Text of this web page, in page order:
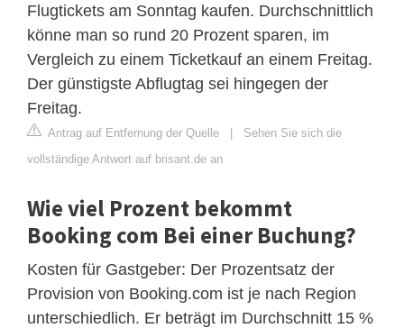
Flugtickets am Sonntag kaufen. Durchschnittlich
könne man so rund 20 Prozent sparen, im
Vergleich zu einem Ticketkauf an einem Freitag.
Der günstigste Abflugtag sei hingegen der
Freitag.
Antrag auf Entfernung der Quelle | Sehen Sie sich die
vollständige Antwort auf brisant.de an
Wie viel Prozent bekommt
Booking com Bei einer Buchung?
Kosten für Gastgeber: Der Prozentsatz der
Provision von Booking.com ist je nach Region
unterschiedlich. Er beträgt im Durchschnitt 15 %